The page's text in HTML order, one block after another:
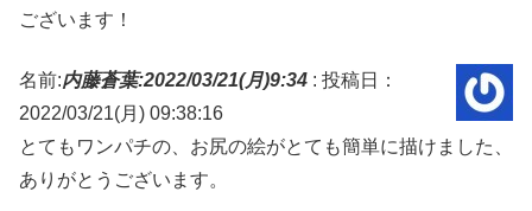
ございます！
名前:内藤蒼葉:2022/03/21(月)9:34 : 投稿日：
2022/03/21(月) 09:38:16
とてもワンパチの、お尻の絵がとても簡単に描けました、
ありがとうございます。